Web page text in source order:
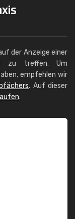
der Anzeige einer
zu treffen. Um
empfehlen wir
. Auf dieser
.